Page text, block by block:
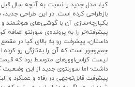
کیا، مدل جدید را نسبت به آنچه سال
بازطراحی کرده است. در این طراحی
یکپارچه‌سازی آن با گوشی‌‌های هوشمند و
پیشرفته‌تر را به پرونده‌ی سورنتو اضافه
داستان، پیشرفت رو به بالای کیا در
جمع‌و‌جور است که آن را به‌تازگی رو کرده
لیست کراس‌اوور‌های متوسط بود که
داشت؛ اما سورنتوی جدید از این وضعیت
پیشرفت قابل‌توجهی در رفاه و عملکرد و